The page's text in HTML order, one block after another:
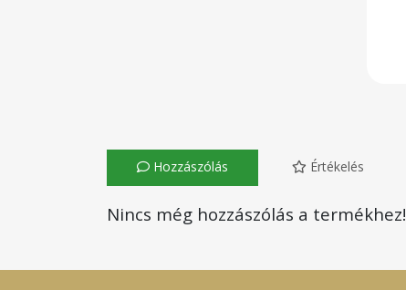
Hozzászólás Értékelés
Nincs még hozzászólás a termékhez!